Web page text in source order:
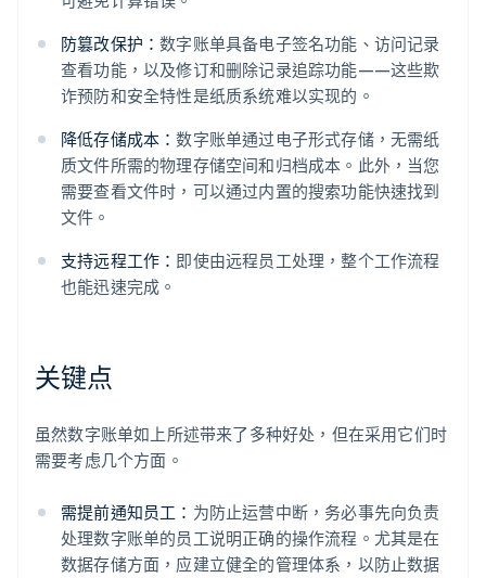
防篡改保护：数字账单具备电子签名功能、访问记录
查看功能，以及修订和删除记录追踪功能——这些欺
诈预防和安全特性是纸质系统难以实现的。
降低存储成本：数字账单通过电子形式存储，无需纸
质文件所需的物理存储空间和归档成本。此外，当您
需要查看文件时，可以通过内置的搜索功能快速找到
文件。
支持远程工作： 即使由远程员工处理，整个工作流程
也能迅速完成。
关键点
虽然数字账单如上所述带来了多种好处，但在采用它们时
需要考虑几个方面。
需提前通知员工： 为防止运营中断，务必事先向负责
处理数字账单的员工说明正确的操作流程。尤其是在
数据存储方面，应建立健全的管理体系，以防止数据